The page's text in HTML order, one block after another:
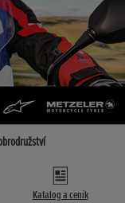
Katalog a ceník